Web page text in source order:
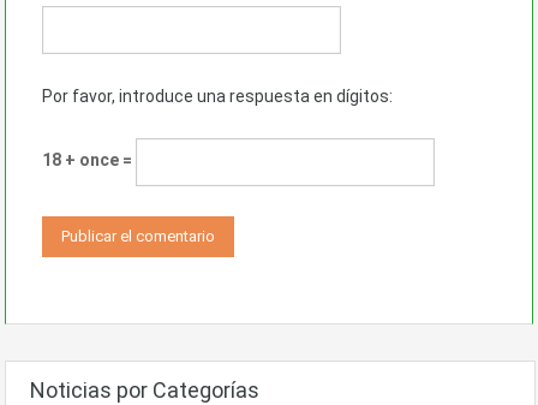
Por favor, introduce una respuesta en dígitos:
18 + once =
Noticias por Categorías